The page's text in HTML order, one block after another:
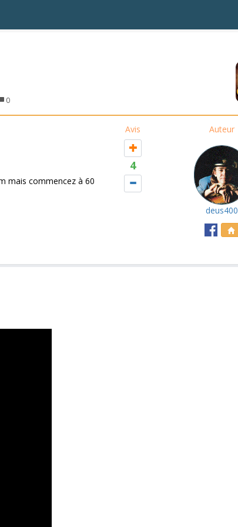
0
mais commencez à 60
Avis
4
Auteur
deus400